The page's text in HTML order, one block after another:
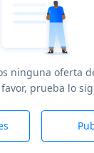
ninguna oferta
prueba lo